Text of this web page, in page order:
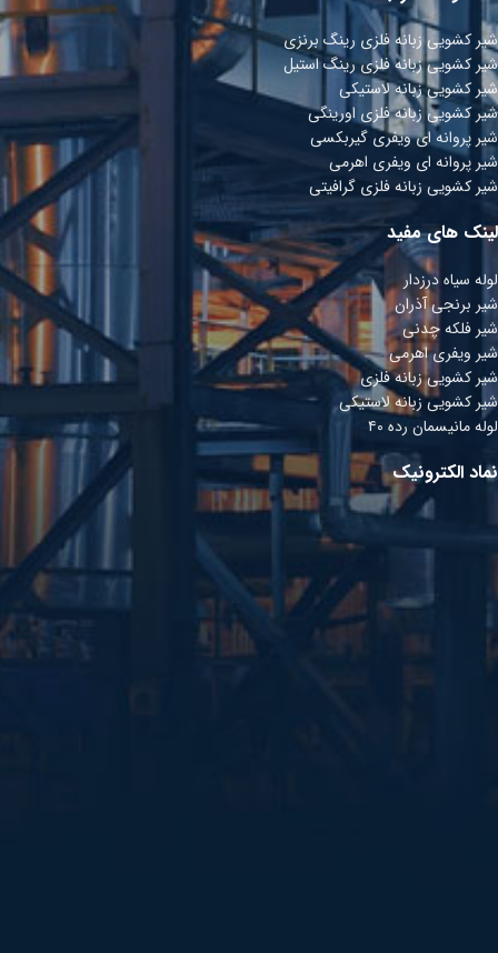
شیر کشویی زبانه فلزی رینگ برنزی
شیر کشویی زبانه فلزی رینگ استیل
شیر کشویی زبانه لاستیکی
شیر کشویی زبانه فلزی اورینگی
شیر پروانه ای ویفری گیربکسی
شیر پروانه ای ویفری اھرمی
شیر کشویی زبانه فلزی گرافیتی
لینک های مفید
لوله سیاه درزدار
شیر برنجی آذران
شیر فلکه چدنی
شیر ویفری اهرمی
شیر کشویی زبانه فلزی
شیر کشویی زبانه لاستیکی
لوله مانیسمان رده ۴۰
نماد الکترونیک